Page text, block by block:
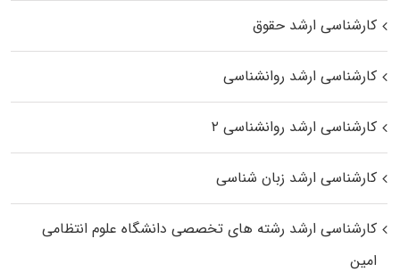
کارشناسی ارشد حقوق
کارشناسی ارشد روانشناسی
کارشناسی ارشد روانشناسی ۲
کارشناسی ارشد زبان شناسی
کارشناسی ارشد رﺷﺘﻪ ﻫﺎی تخصصی داﻧﺸﮕﺎه ﻋﻠﻮم انتظامی
اﻣﻴﻦ